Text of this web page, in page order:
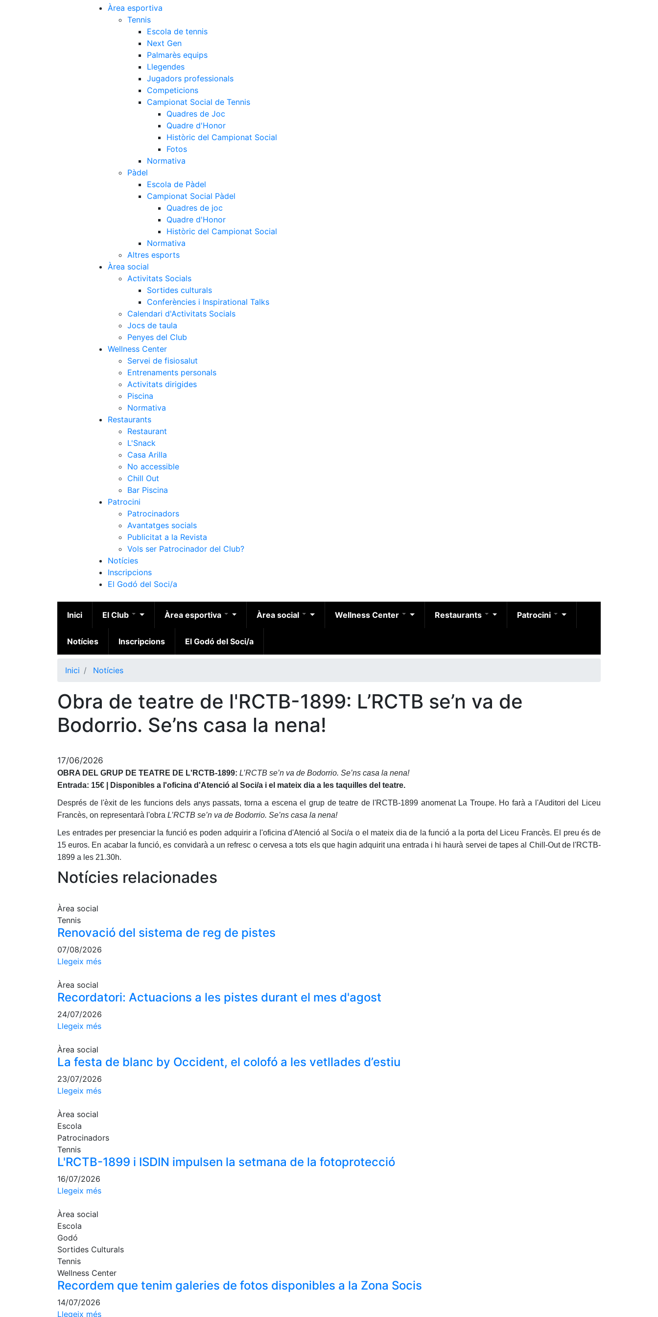
Àrea esportiva
Tennis
Escola de tennis
Next Gen
Palmarès equips
Llegendes
Jugadors professionals
Competicions
Campionat Social de Tennis
Quadres de Joc
Quadre d'Honor
Històric del Campionat Social
Fotos
Normativa
Pàdel
Escola de Pàdel
Campionat Social Pàdel
Quadres de joc
Quadre d'Honor
Històric del Campionat Social
Normativa
Altres esports
Àrea social
Activitats Socials
Sortides culturals
Conferències i Inspirational Talks
Calendari d'Activitats Socials
Jocs de taula
Penyes del Club
Wellness Center
Servei de fisiosalut
Entrenaments personals
Activitats dirigides
Piscina
Normativa
Restaurants
Restaurant
L'Snack
Casa Arilla
No accessible
Chill Out
Bar Piscina
Patrocini
Patrocinadors
Avantatges socials
Publicitat a la Revista
Vols ser Patrocinador del Club?
Notícies
Inscripcions
El Godó del Soci/a
Inici El Club Àrea esportiva Àrea social Wellness Center Restaurants Patrocini
Notícies Inscripcions El Godó del Soci/a
Inici Notícies
Obra de teatre de l'RCTB-1899: L’RCTB se’n va de
Bodorrio. Se’ns casa la nena!
17/06/2026
OBRA DEL GRUP DE TEATRE DE L'RCTB-1899: L’RCTB se’n va de Bodorrio. Se’ns casa la nena!
Entrada: 15€ | Disponibles a l'oficina d'Atenció al Soci/a i el mateix dia a les taquilles del teatre.
Després de l'èxit de les funcions dels anys passats, torna a escena el grup de teatre de l'RCTB-1899 anomenat La Troupe. Ho farà a l'Auditori del Liceu
Francès, on representarà l'obra L’RCTB se’n va de Bodorrio. Se’ns casa la nena!
Les entrades per presenciar la funció es poden adquirir a l'oficina d'Atenció al Soci/a o el mateix dia de la funció a la porta del Liceu Francès. El preu és de
15 euros. En acabar la funció, es convidarà a un refresc o cervesa a tots els que hagin adquirit una entrada i hi haurà servei de tapes al Chill-Out de l'RCTB-
1899 a les 21.30h.
Notícies relacionades
Àrea social
Tennis
Renovació del sistema de reg de pistes
07/08/2026
Llegeix més
Àrea social
Recordatori: Actuacions a les pistes durant el mes d'agost
24/07/2026
Llegeix més
Àrea social
La festa de blanc by Occident, el colofó a les vetllades d’estiu
23/07/2026
Llegeix més
Àrea social
Escola
Patrocinadors
Tennis
L'RCTB-1899 i ISDIN impulsen la setmana de la fotoprotecció
16/07/2026
Llegeix més
Àrea social
Escola
Godó
Sortides Culturals
Tennis
Wellness Center
Recordem que tenim galeries de fotos disponibles a la Zona Socis
14/07/2026
Llegeix més